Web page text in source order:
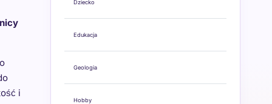
i
Dziecko
Edukacja
Geologia
Hobby